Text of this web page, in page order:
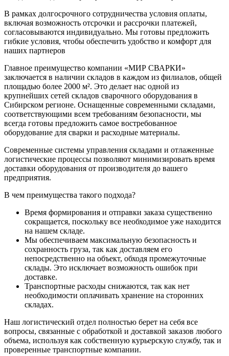
В рамках долгосрочного сотрудничества условия оплаты,
включая возможность отсрочки и рассрочки платежей,
согласовываются индивидуально. Мы готовы предложить
гибкие условия, чтобы обеспечить удобство и комфорт для
наших партнеров
Главное преимущество компании «МИР СВАРКИ»
заключается в наличии складов в каждом из филиалов, общей
площадью более 2000 м². Это делает нас одной из
крупнейших сетей складов сварочного оборудования в
Сибирском регионе. Оснащенные современными складами,
соответствующими всем требованиям безопасности, мы
всегда готовы предложить самое востребованное
оборудование для сварки и расходные материалы.
Современные системы управления складами и отлаженные
логистические процессы позволяют минимизировать время
доставки оборудования от производителя до вашего
предприятия.
В чем преимущества такого подхода?
Время формирования и отправки заказа существенно
сокращается, поскольку все необходимое уже находится
на нашем складе.
Мы обеспечиваем максимальную безопасность и
сохранность груза, так как доставляем его
непосредственно на объект, обходя промежуточные
склады. Это исключает возможность ошибок при
доставке.
Транспортные расходы снижаются, так как нет
необходимости оплачивать хранение на сторонних
складах.
Наш логистический отдел полностью берет на себя все
вопросы, связанные с обработкой и доставкой заказов любого
объема, используя как собственную курьерскую службу, так и
проверенные транспортные компании.